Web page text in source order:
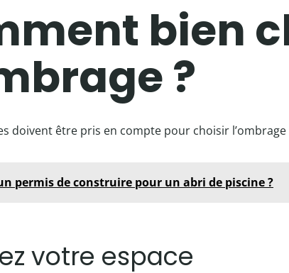
bien
?
doivent être pris en compte pour choisir
permis de construire pour un abri de piscine ?
votre espace